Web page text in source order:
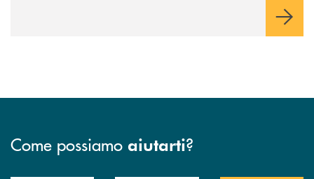
Come possiamo aiutarti?